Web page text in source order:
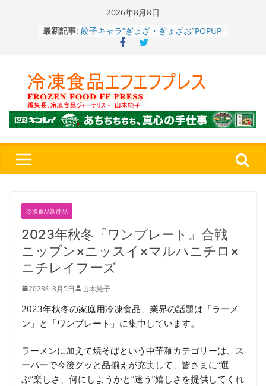
2026年8月8日
最新記事:
餃子キャラ”ぎょざ・ぎょざお”POPUP
ストアで作者にご挨拶、新作”れいと
うこ～こ～”を知る
WONDER YELLOW」復刻発売中
今まで無かった大盛！水から簡単レン
ジ♪ふわもちめん！！「冷凍 日清の
どん兵衛 大盛 きつねうどん」
「同 肉うどん」
メン」
冷凍食品新商品
2023年秋冬『ワンプレート』合戦
ニップン×ニッスイ×マルハニチロ×
ニチレイフーズ
2023年8月5日 山本純子
2023年秋冬の家庭用冷凍食品、業界の話題は「ラーメ
ン」と「ワンプレート」に集中しています。
ラーメンに加えて焼そばという中華麺カテゴリーは、ス
ーパーで今後グッと品揃えが充実して、皆さまに“選
ぶ”楽しさ、何にしようかと“迷う”嬉しさを提供してくれ